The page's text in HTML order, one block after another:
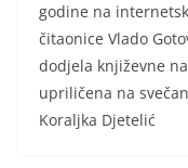
godine na
čitaonice Vlado
dodjela književne
upriličena na
Koraljka Djetelić